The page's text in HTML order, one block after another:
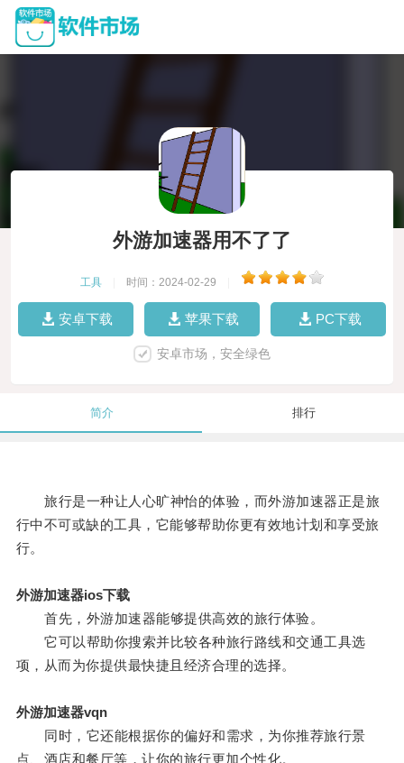
外游加速器用不了了
工具 时间：2024-02-29
安卓下载 苹果下载 PC下载
安卓市场，安全绿色
简介 排行
旅行是一种让人心旷神怡的体验，而外游加速器正是旅
行中不可或缺的工具，它能够帮助你更有效地计划和享受旅
行。
外游加速器ios下载
首先，外游加速器能够提供高效的旅行体验。
它可以帮助你搜索并比较各种旅行路线和交通工具选
项，从而为你提供最快捷且经济合理的选择。
外游加速器vqn
同时，它还能根据你的偏好和需求，为你推荐旅行景
点、酒店和餐厅等，让你的旅行更加个性化。